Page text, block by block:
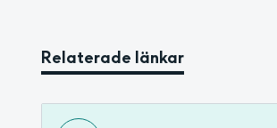
Relaterade länkar